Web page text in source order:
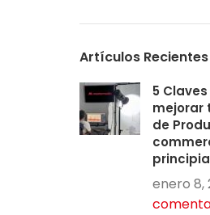
Artículos Recientes
5
mejorar
de
enero 8,